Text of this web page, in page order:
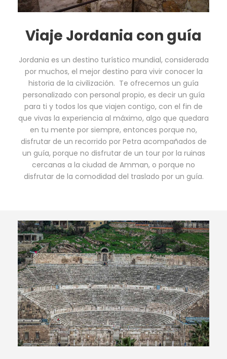
Viaje Jordania con guía
Jordania es un destino turístico mundial, considerada
por muchos, el mejor destino para vivir conocer la
historia de la civilización. Te ofrecemos un guía
personalizado con personal propio, es decir un guía
para ti y todos los que viajen contigo, con el fin de
que vivas la experiencia al máximo, algo que quedara
en tu mente por siempre, entonces porque no,
disfrutar de un recorrido por Petra acompañados de
un guía, porque no disfrutar de un tour por la ruinas
cercanas a la ciudad de Amman, o porque no
disfrutar de la comodidad del traslado por un guía.